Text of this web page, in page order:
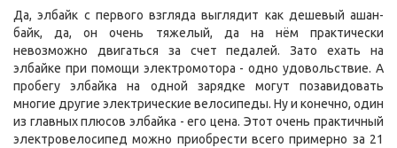
Да, элбайк с первого взгляда выглядит как дешевый ашан-
байк, да, он очень тяжелый, да на нём практически
невозможно двигаться за счет педалей. Зато ехать на
элбайке при помощи электромотора - одно удовольствие. А
пробегу элбайка на одной зарядке могут позавидовать
многие другие электрические велосипеды. Ну и конечно, один
из главных плюсов элбайка - его цена. Этот очень практичный
электровелосипед можно приобрести всего примерно за 21